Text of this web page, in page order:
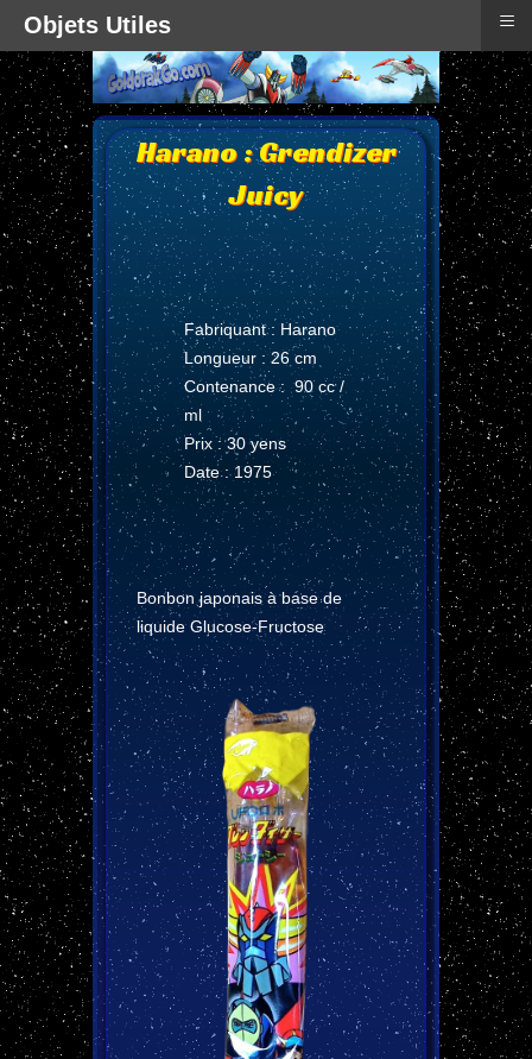
Harano : Grendizer
Juicy
Fabriquant : Harano
Longueur : 26 cm
Contenance : 90 cc /
ml
Prix : 30 yens
Date : 1975
Bonbon japonais à base de
liquide Glucose-Fructose
Objets Utiles ≡